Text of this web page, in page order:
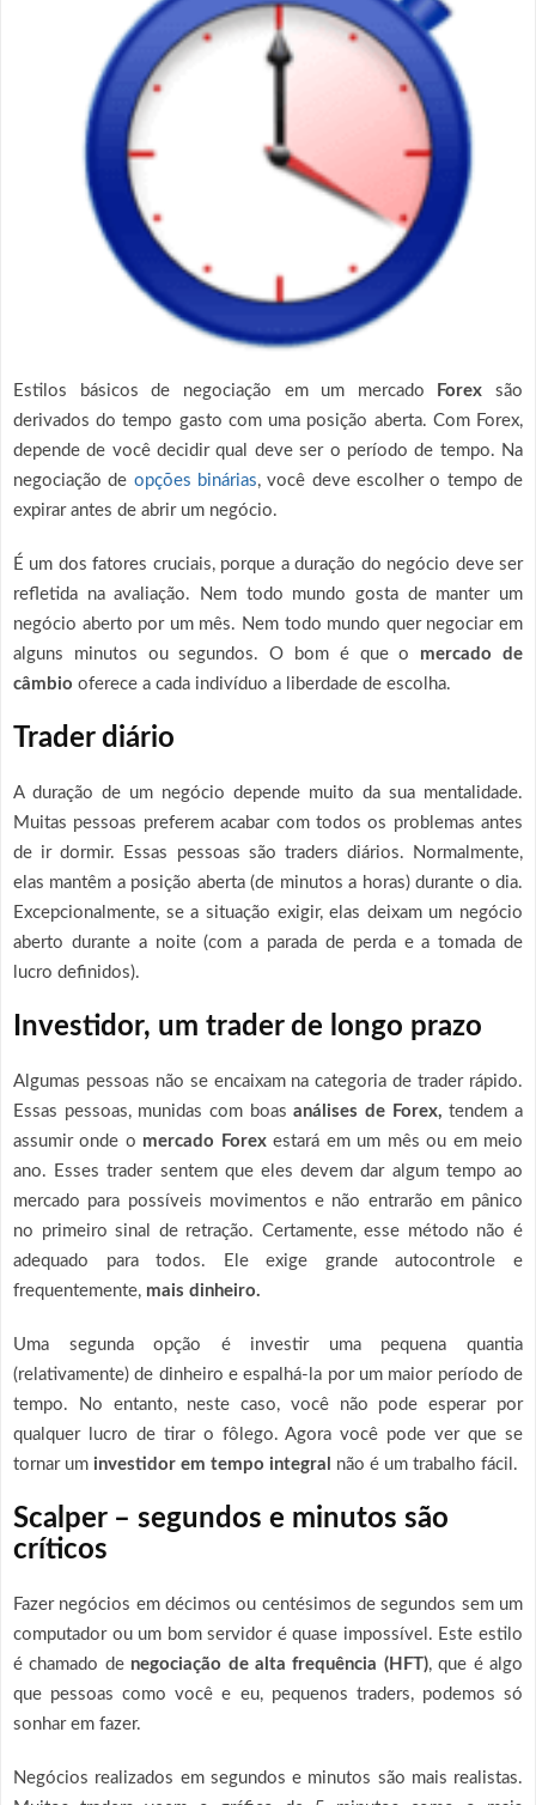
Estilos básicos de negociação em um mercado Forex são
derivados do tempo gasto com uma posição aberta. Com Forex,
depende de você decidir qual deve ser o período de tempo. Na
negociação de opções binárias, você deve escolher o tempo de
expirar antes de abrir um negócio.
É um dos fatores cruciais, porque a duração do negócio deve ser
refletida na avaliação. Nem todo mundo gosta de manter um
negócio aberto por um mês. Nem todo mundo quer negociar em
alguns minutos ou segundos. O bom é que o mercado de
câmbio oferece a cada indivíduo a liberdade de escolha.
Trader diário
A duração de um negócio depende muito da sua mentalidade.
Muitas pessoas preferem acabar com todos os problemas antes
de ir dormir. Essas pessoas são traders diários. Normalmente,
elas mantêm a posição aberta (de minutos a horas) durante o dia.
Excepcionalmente, se a situação exigir, elas deixam um negócio
aberto durante a noite (com a parada de perda e a tomada de
lucro definidos).
Investidor, um trader de longo prazo
Algumas pessoas não se encaixam na categoria de trader rápido.
Essas pessoas, munidas com boasanálises de Forex, tendem a
assumir onde o mercado Forexestará em um mês ou em meio
ano. Esses trader sentem que eles devem dar algum tempo ao
mercado para possíveis movimentos e não entrarão em pânico
no primeiro sinal de retração. Certamente, esse método não é
adequado para todos. Ele exige grande autocontrole e
frequentemente, mais dinheiro.
Uma segunda opção é investir uma pequena quantia
(relativamente) de dinheiro e espalhá-la por um maior período de
tempo. No entanto, neste caso, você não pode esperar por
qualquer lucro de tirar o fôlego. Agora você pode ver que se
tornar um investidor em tempo integral não é um trabalho fácil.
Scalper – segundos e minutos são
críticos
Fazer negócios em décimos ou centésimos de segundos sem um
computador ou um bom servidor é quase impossível. Este estilo
é chamado de negociação de alta frequência (HFT), que é algo
que pessoas como você e eu, pequenos traders, podemos só
sonhar em fazer.
Negócios realizados em segundos e minutos são mais realistas.